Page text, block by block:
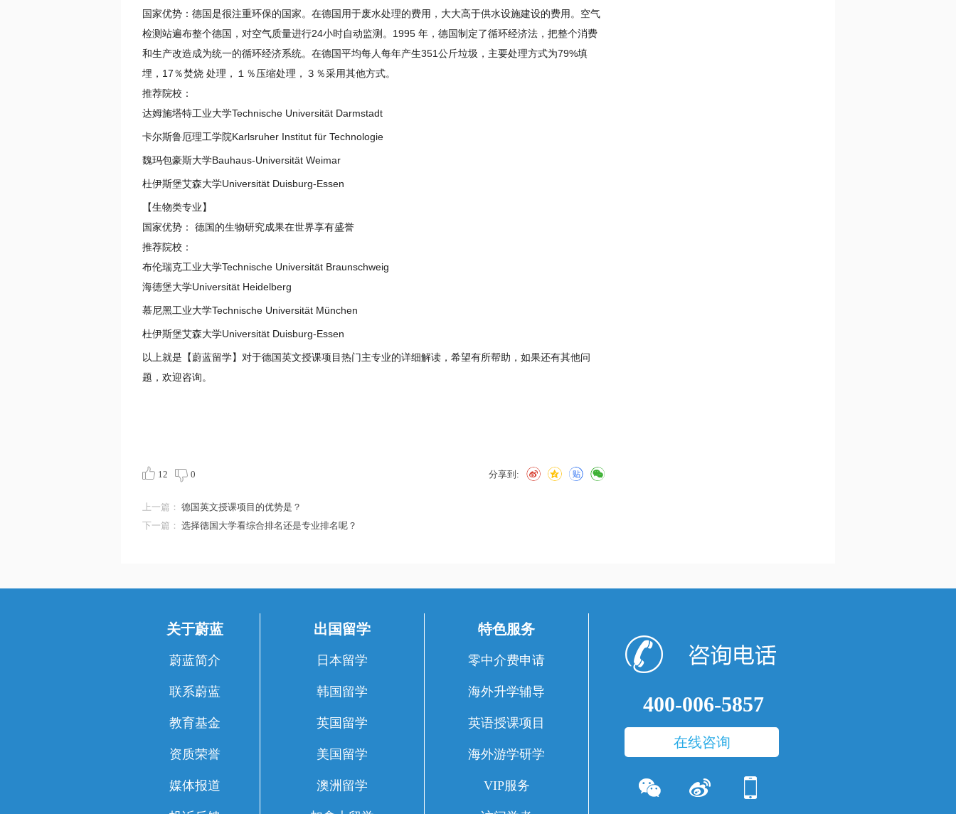
国家优势：德国是很注重环保的国家。在德国用于废水处理的费用，大大高于供水设施建设的费用。空气
检测站遍布整个德国，对空气质量进行24小时自动监测。1995 年，德国制定了循环经济法，把整个消费
和生产改造成为统一的循环经济系统。在德国平均每人每年产生351公斤垃圾，主要处理方式为79%填
埋，17％焚烧 处理，１％压缩处理，３％采用其他方式。
推荐院校：
达姆施塔特工业大学Technische Universität Darmstadt
卡尔斯鲁厄理工学院Karlsruher Institut für Technologie
魏玛包豪斯大学Bauhaus-Universität Weimar
杜伊斯堡艾森大学Universität Duisburg-Essen
【生物类专业】
国家优势： 德国的生物研究成果在世界享有盛誉
推荐院校：
布伦瑞克工业大学Technische Universität Braunschweig
海德堡大学Universität Heidelberg
慕尼黑工业大学Technische Universität München
杜伊斯堡艾森大学Universität Duisburg-Essen
以上就是【蔚蓝留学】对于德国英文授课项目热门主专业的详细解读，希望有所帮助，如果还有其他问
题，欢迎咨询。
12 0 分享到:
上一篇： 德国英文授课项目的优势是？
下一篇： 选择德国大学看综合排名还是专业排名呢？
关于蔚蓝
蔚蓝简介
联系蔚蓝
教育基金
资质荣誉
媒体报道
出国留学
日本留学
韩国留学
英国留学
美国留学
澳洲留学
特色服务
零中介费申请
海外升学辅导
英语授课项目
海外游学研学
VIP服务
400-006-5857
在线咨询